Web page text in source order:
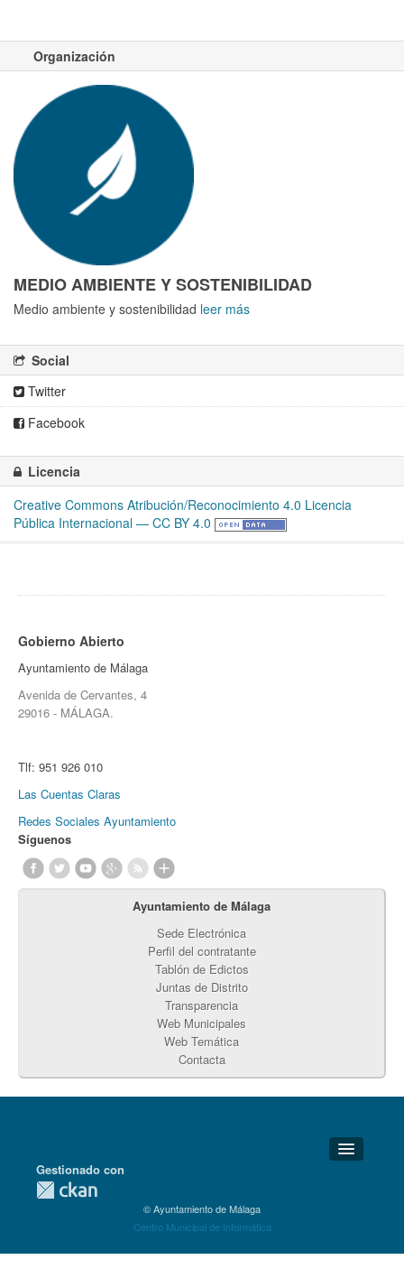
Organización
MEDIO AMBIENTE Y SOSTENIBILIDAD
Medio ambiente y sostenibilidad leer más
Social
Twitter
Facebook
Licencia
Creative Commons Atribución/Reconocimiento 4.0 Licencia
Pública Internacional — CC BY 4.0
Gobierno Abierto
Ayuntamiento de Málaga
Avenida de Cervantes, 4
29016 - MÁLAGA.
Tlf: 951 926 010
Las Cuentas Claras
Redes Sociales Ayuntamiento
Síguenos
Ayuntamiento de Málaga
Sede Electrónica
Perfil del contratante
Tablón de Edictos
Juntas de Distrito
Transparencia
Web Municipales
Web Temática
Contacta
Detalles Técnicos
Gestionado con
© Ayuntamiento de Málaga
Centro Municipal de Informática